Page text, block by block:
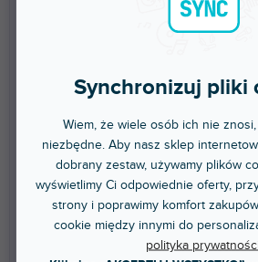
Synchronizuj pliki
Wiem, że wiele osób ich nie
niezbędne. Aby nasz sklep
dobrany zestaw, używamy plików
wyświetlimy Ci odpowiednie oferty,
strony i poprawimy komfort
cookie między innymi do
polityka
SF 3616 M
(2 szt)
🔥
Stands